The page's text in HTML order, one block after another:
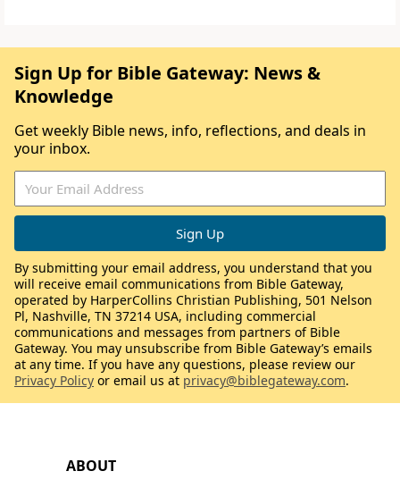
ABOUT
Sign Up for Bible Gateway: News &
Knowledge
Get weekly Bible news, info, reflections, and deals in
your inbox.
By submitting your email address, you understand that you
will receive email communications from Bible Gateway,
operated by HarperCollins Christian Publishing, 501 Nelson
Pl, Nashville, TN 37214 USA, including commercial
communications and messages from partners of Bible
Gateway. You may unsubscribe from Bible Gateway’s emails
at any time. If you have any questions, please review our
Privacy Policy or email us at privacy@biblegateway.com.